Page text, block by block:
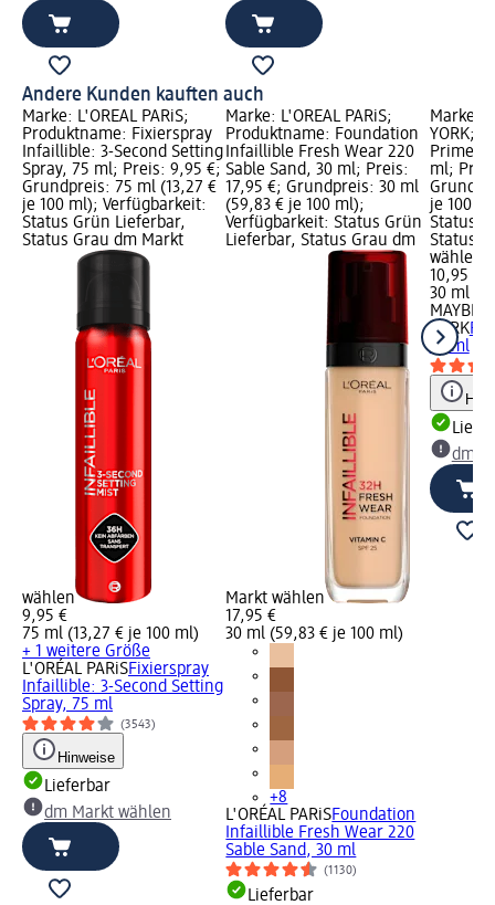
Andere Kunden kauften auch
Marke: L'ORÉAL PARiS;
Produktname: Fixierspray
Infaillible: 3-Second Setting
Spray, 75 ml; Preis: 9,95 €;
Grundpreis: 75 ml (13,27 €
je 100 ml); Verfügbarkeit:
Status Grün Lieferbar,
Status Grau dm Markt
wählen
9,95 €
75 ml (13,27 € je 100 ml)
+ 1 weitere Größe
L'ORÉAL PARiSFixierspray
Infaillible: 3-Second Setting
Spray, 75 ml
(3543)
Hinweise
Lieferbar
dm Markt wählen
Marke: L'ORÉAL PARiS;
Produktname: Foundation
Infaillible Fresh Wear 220
Sable Sand, 30 ml; Preis:
17,95 €; Grundpreis: 30 ml
(59,83 € je 100 ml);
Verfügbarkeit: Status Grün
Lieferbar, Status Grau dm
Markt wählen
17,95 €
30 ml (59,83 € je 100 ml)
+8
L'ORÉAL PARiSFoundation
Infaillible Fresh Wear 220
Sable Sand, 30 ml
(1130)
Lieferbar
Marke:
YORK;
Primer
ml;
je 100
Status
Status
wählen
10,95 €
30 ml
YORK
30 ml
dm